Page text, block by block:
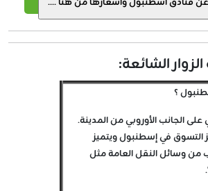
الشائعة:
؟
الجانب الأوروبي من المدينة.
التسوق في إسطنبول ويتميز
من وسائل النقل العامة مثل